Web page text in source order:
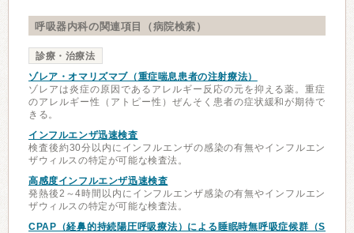
呼吸器内科の関連項目（病院検索）
診療・治療法
ゾレア・オマリズマブ（重症喘息患者の注射療法）
ゾレアは炎症の原因であるアレルギー反応の元を抑える薬。重症
のアレルギー性（アトピー性）ぜんそく患者の症状緩和が期待で
きる。
インフルエンザ迅速検査
検査後約30分以内にインフルエンザの感染の有無やインフルエン
ザウィルスの特定が可能な検査法。
高感度インフルエンザ迅速検査
発熱後2～4時間以内にインフルエンザ感染の有無やインフルエン
ザウィルスの特定が可能な検査法。
CPAP（経鼻的持続陽圧呼吸療法）による睡眠時無呼吸症候群（S